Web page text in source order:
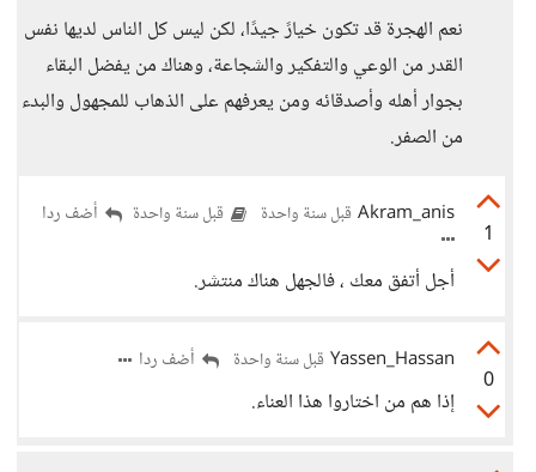
نعم الهجرة قد تكون خيارً جيدًا، لكن ليس كل الناس لديها نفس
القدر من الوعي والتفكير والشجاعة، وهناك من يفضل البقاء
بجوار أهله وأصدقائه ومن يعرفهم على الذهاب للمجهول والبدء
من الصفر.
1
Akram_anis قبل سنة واحدة قبل سنة واحدة أضف ردا
أجل أتفق معك ، فالجهل هناك منتشر.
0
Yassen_Hassan قبل سنة واحدة أضف ردا
إذا هم من اختاروا هذا العناء.